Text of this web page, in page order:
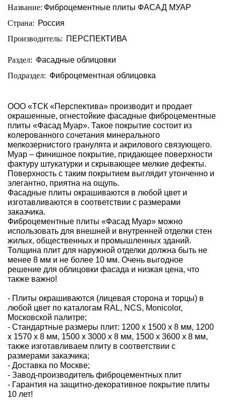
Название: Фиброцементные плиты ФАСАД МУАР
Страна: Россия
Производитель: ПЕРСПЕКТИВА
Раздел: Фасадные облицовки
Подраздел: Фиброцементная облицовка
ООО «ТСК «Перспектива» производит и продает
окрашенные, огнестойкие фасадные фиброцементные
плиты «Фасад Муар». Такое покрытие состоит из
колерованного сочетания минерального
мелкозернистого гранулята и акрилового связующего.
Муар – финишное покрытие, придающее поверхности
фактуру штукатурки и скрывающее мелкие дефекты.
Поверхность с таким покрытием выглядит утонченно и
элегантно, приятна на ощупь.
Фасадные плиты окрашиваются в любой цвет и
изготавливаются в соответствии с размерами
заказчика.
Фиброцементные плиты «Фасад Муар» можно
использовать для внешней и внутренней отделки стен
жилых, общественных и промышленных зданий.
Толщина плит для наружной отделки должна быть не
менее 8 мм и не более 10 мм. Очень выгодное
решение для облицовки фасада и низкая цена, что
также важно!
- Плиты окрашиваются (лицевая сторона и торцы) в
любой цвет по каталогам RAL, NCS, Monicolor,
Московской палитре;
- Стандартные размеры плит: 1200 x 1500 x 8 мм, 1200
x 1570 x 8 мм, 1500 x 3000 x 8 мм, 1500 x 3600 x 8 мм,
также изготавливаем плиту в соответствии с
размерами заказчика;
- Доставка по Москве;
- Завод-производитель фиброцементных плит
- Гарантия на защитно-декоративное покрытие плиты
10 лет!